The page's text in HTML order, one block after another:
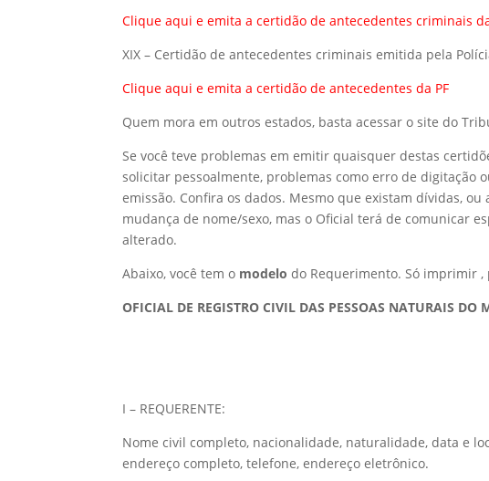
Clique aqui e emita a certidão de antecedentes criminais
XIX – Certidão de antecedentes criminais emitida pela
Clique aqui e emita a certidão de antecedentes da PF
Quem mora em outros estados, basta acessar o site do
Se você teve problemas em emitir quaisquer destas
solicitar pessoalmente, problemas como erro de digitação
emissão. Confira os dados. Mesmo que existam dívidas,
mudança de nome/sexo, mas o Oficial terá de comunicar
alterado.
Abaixo, você tem o modelo do Requerimento. Só imprimir ,
OFICIAL DE REGISTRO CIVIL DAS PESSOAS NATURAIS DO
I – REQUERENTE:
Nome civil completo, nacionalidade, naturalidade, data e
endereço completo, telefone, endereço eletrônico.